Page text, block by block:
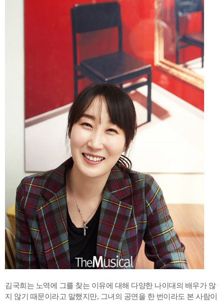
김국희는 노역에 그를 찾는 이유에 대해 다양한 나이대의 배우가 많
지 않기 때문이라고 말했지만, 그녀의 공연을 한 번이라도 본 사람이